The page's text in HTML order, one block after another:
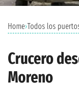
Home›Todos los
Crucero
Moreno